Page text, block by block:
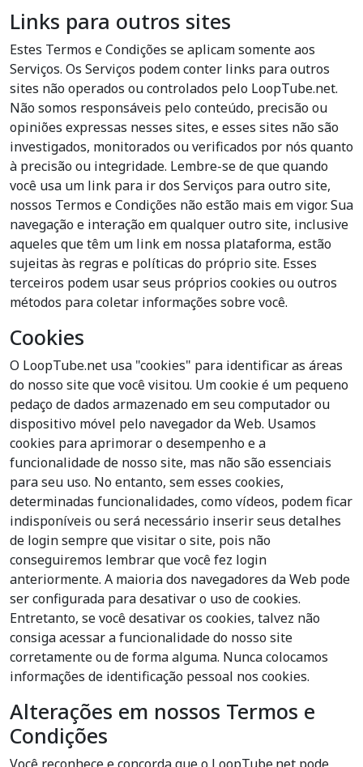
Links para outros sites
Estes Termos e Condições se aplicam somente aos
Serviços. Os Serviços podem conter links para outros
sites não operados ou controlados pelo LoopTube.net.
Não somos responsáveis pelo conteúdo, precisão ou
opiniões expressas nesses sites, e esses sites não são
investigados, monitorados ou verificados por nós quanto
à precisão ou integridade. Lembre-se de que quando
você usa um link para ir dos Serviços para outro site,
nossos Termos e Condições não estão mais em vigor. Sua
navegação e interação em qualquer outro site, inclusive
aqueles que têm um link em nossa plataforma, estão
sujeitas às regras e políticas do próprio site. Esses
terceiros podem usar seus próprios cookies ou outros
métodos para coletar informações sobre você.
Cookies
O LoopTube.net usa "cookies" para identificar as áreas
do nosso site que você visitou. Um cookie é um pequeno
pedaço de dados armazenado em seu computador ou
dispositivo móvel pelo navegador da Web. Usamos
cookies para aprimorar o desempenho e a
funcionalidade de nosso site, mas não são essenciais
para seu uso. No entanto, sem esses cookies,
determinadas funcionalidades, como vídeos, podem ficar
indisponíveis ou será necessário inserir seus detalhes
de login sempre que visitar o site, pois não
conseguiremos lembrar que você fez login
anteriormente. A maioria dos navegadores da Web pode
ser configurada para desativar o uso de cookies.
Entretanto, se você desativar os cookies, talvez não
consiga acessar a funcionalidade do nosso site
corretamente ou de forma alguma. Nunca colocamos
informações de identificação pessoal nos cookies.
Alterações em nossos Termos e
Condições